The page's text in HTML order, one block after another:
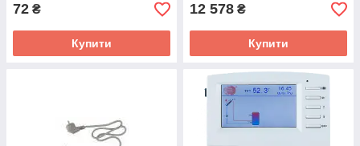
72 ₴
Купити
12 578 ₴
Купити